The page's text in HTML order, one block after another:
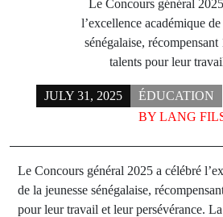
Le Concours général
l’excellence académique
sénégalaise, récompensant
talents pour leur
JULY 31, 2025
ÉDUCATION
BY LANG
Le Concours général 2025 a célébré
de la jeunesse sénégalaise,
pour leur travail et leur persévérance.